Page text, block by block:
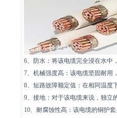
6、防水：将该电缆完全浸在水中
7、机械强度高：该电缆坚固耐用
8、短路故障额定值：在相同温度
9、接地：对于该电缆来说，独立
10、耐腐蚀性高：该电缆的铜护